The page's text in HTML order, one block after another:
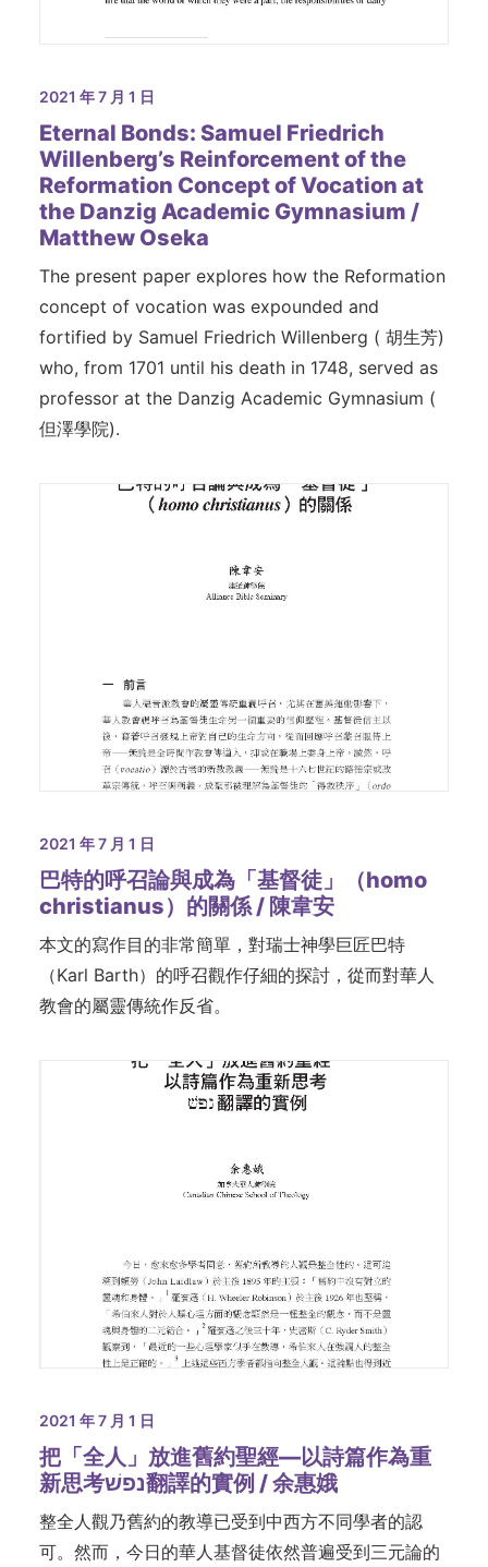
2021 年 7 月 1 日
Eternal Bonds: Samuel Friedrich
Willenberg’s Reinforcement of the
Reformation Concept of Vocation at
the Danzig Academic Gymnasium /
Matthew Oseka
The present paper explores how the Reformation
concept of vocation was expounded and
fortified by Samuel Friedrich Willenberg ( 胡生芳)
who, from 1701 until his death in 1748, served as
professor at the Danzig Academic Gymnasium (
但澤學院).
2021 年 7 月 1 日
巴特的呼召論與成為「基督徒」（homo
christianus）的關係 / 陳韋安
本文的寫作目的非常簡單，對瑞士神學巨匠巴特
（Karl Barth）的呼召觀作仔細的探討，從而對華人
教會的屬靈傳統作反省。
2021 年 7 月 1 日
把「全人」放進舊約聖經—以詩篇作為重
新思考נפשׁ翻譯的實例 / 余惠娥
整全人觀乃舊約的教導已受到中西方不同學者的認
可。然而，今日的華人基督徒依然普遍受到三元論的